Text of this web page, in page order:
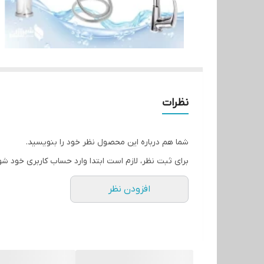
نظرات
شما هم درباره این محصول نظر خود را بنویسید.
برای ثبت نظر، لازم است ابتدا وارد حساب کاربری خود
افزودن نظر